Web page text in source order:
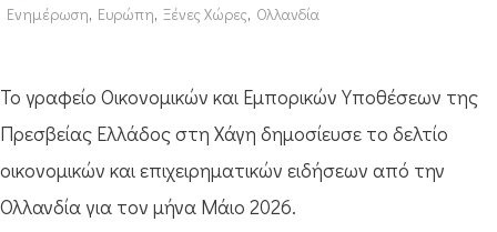
Ενημέρωση, Ευρώπη, Ξένες Χώρες, Ολλανδία
Το γραφείο Οικονομικών και Εμπορικών Υποθέσεων της
Πρεσβείας Ελλάδος στη Χάγη δημοσίευσε το δελτίο
οικονομικών και επιχειρηματικών ειδήσεων από την
Ολλανδία για τον μήνα Μάιο 2026.